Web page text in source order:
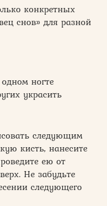
конкретных
снов» для разной
ногте
украсить
следующим
кисть, нанесите
ею от
Не забудьте
следующего